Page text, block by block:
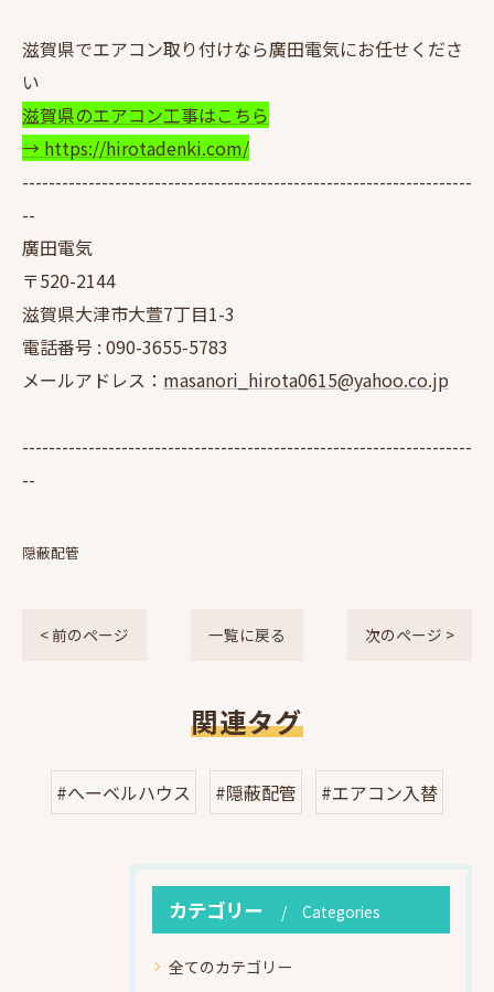
滋賀県でエアコン取り付けなら廣田電気にお任せくださ
い
滋賀県のエアコン工事はこちら
→ https://hirotadenki.com/
--------------------------------------------------------------------
--
廣田電気
〒520-2144
滋賀県大津市大萱7丁目1-3
電話番号 : 090-3655-5783
メールアドレス： masanori_hirota0615@yahoo.co.jp
--------------------------------------------------------------------
--
隠蔽配管
< 前のページ 一覧に戻る 次のページ >
関連タグ
#へーベルハウス #隠蔽配管 #エアコン入替
カテゴリー Categories
全てのカテゴリー